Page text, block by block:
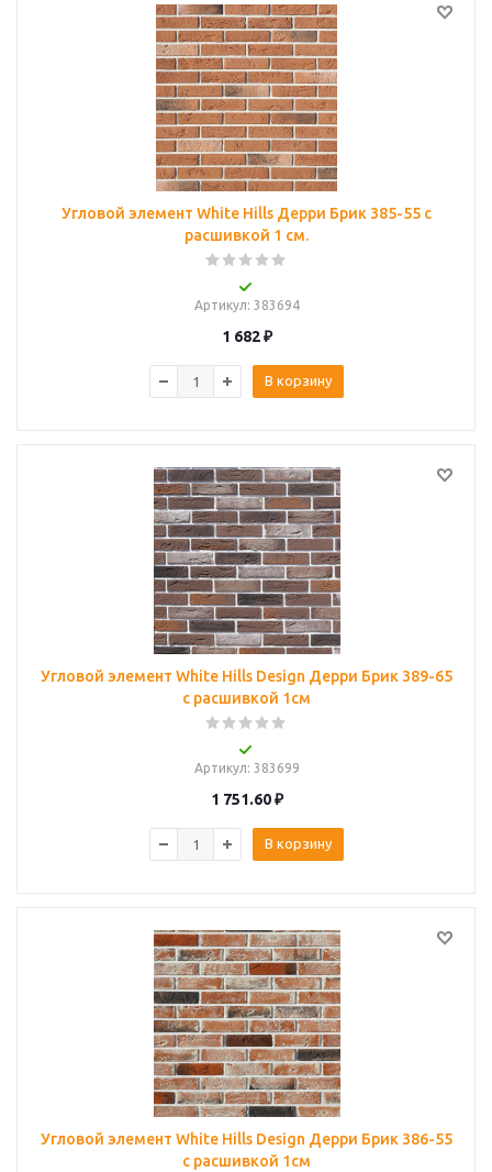
Угловой элемент White Hills Дерри Брик 385-55 с
расшивкой 1 см.
Артикул: 383694
1 682₽
В корзину
Угловой элемент White Hills Design Дерри Брик 389-65
с расшивкой 1см
Артикул: 383699
1 751.60₽
В корзину
Угловой элемент White Hills Design Дерри Брик 386-55
с расшивкой 1см